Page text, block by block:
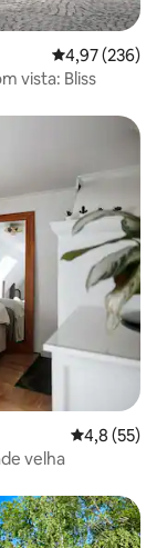
Classificação
4,97 (236)
vista: Bliss
4,8 (55)
velha